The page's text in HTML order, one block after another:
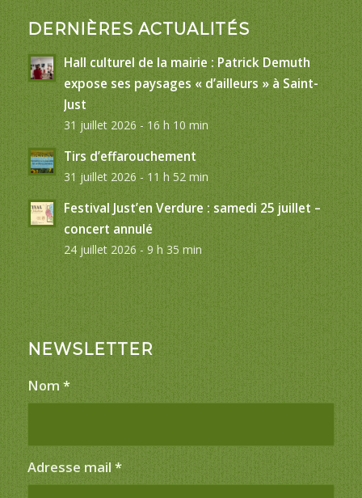
DERNIÈRES ACTUALITÉS
Hall culturel de la mairie : Patrick Demuth
expose ses paysages « d’ailleurs » à Saint-
Just
31 juillet 2026 - 16 h 10 min
Tirs d’effarouchement
31 juillet 2026 - 11 h 52 min
Festival Just’en Verdure : samedi 25 juillet –
concert annulé
24 juillet 2026 - 9 h 35 min
NEWSLETTER
Nom *
Adresse mail *